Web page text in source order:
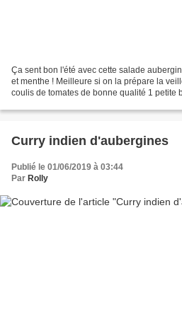
Ça sent bon l'été avec cette salade
et menthe ! Meilleure si on la prépare la
coulis de tomates de bonne qualité 1 petite
Curry indien d'aubergines
Publié le 01/06/2019 à 03:44
Par Rolly